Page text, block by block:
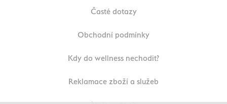
Časté dotazy
Obchodní podmínky
Kdy do wellness nechodit?
Reklamace zboží a služeb